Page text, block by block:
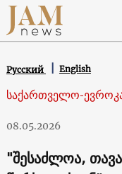
Русский English
საქართველო-
08.05.2026
"შესაძლოა,